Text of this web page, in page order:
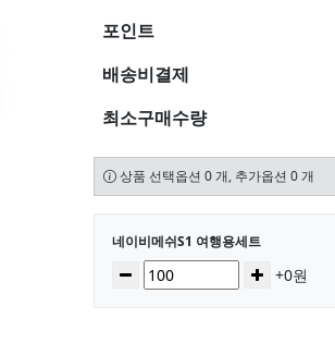
포인트
배송비결제
최소구매수량
상품 선택옵션 0 개, 추가옵션 0 개
선택된 옵션
네이비메쉬S1 여행용세트
수량감소 증가+0원